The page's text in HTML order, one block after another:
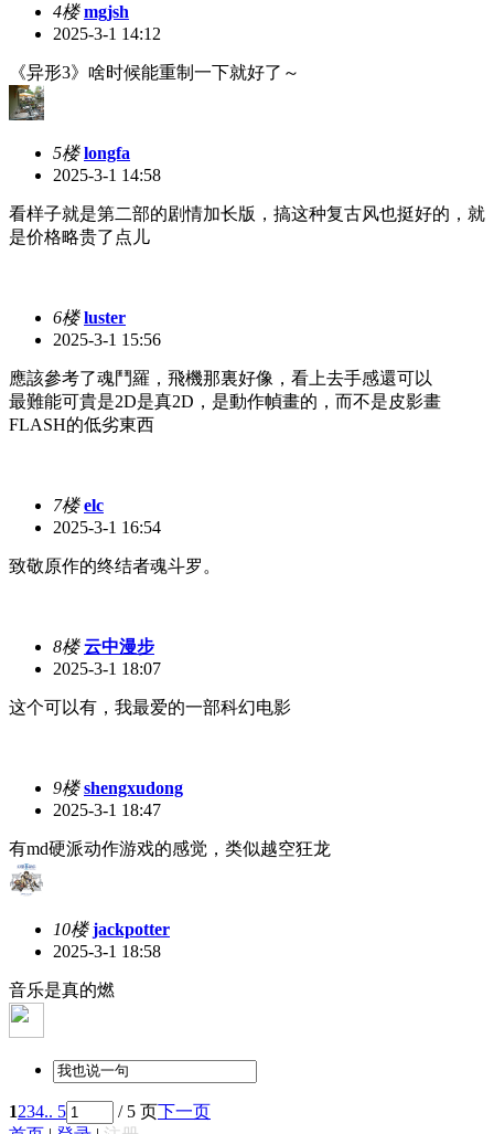
4楼 mgjsh
2025-3-1 14:12
《异形3》啥时候能重制一下就好了～
5楼 longfa
2025-3-1 14:58
看样子就是第二部的剧情加长版，搞这种复古风也挺好的，就
是价格略贵了点儿
6楼 luster
2025-3-1 15:56
應該參考了魂鬥羅，飛機那裏好像，看上去手感還可以
最難能可貴是2D是真2D，是動作幀畫的，而不是皮影畫
FLASH的低劣東西
7楼 elc
2025-3-1 16:54
致敬原作的终结者魂斗罗。
8楼 云中漫步
2025-3-1 18:07
这个可以有，我最爱的一部科幻电影
9楼 shengxudong
2025-3-1 18:47
有md硬派动作游戏的感觉，类似越空狂龙
10楼 jackpotter
2025-3-1 18:58
音乐是真的燃
1234.. 5 / 5 页下一页